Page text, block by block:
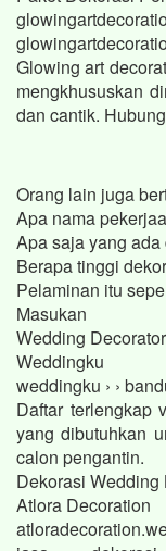
Glowing art
mengkhususkan
dan cantik.
Orang lain juga
Apa nama
Apa saja yang
Berapa tinggi
Pelaminan itu
Masukan
Wedding
Weddingku
weddingku › ›
Daftar terlengkap
yang dibutuhkan
calon pengantin.
Dekorasi
Atlora Decoration